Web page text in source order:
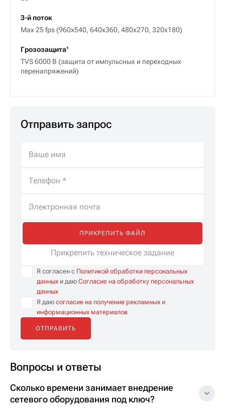
3-й поток
Max 25 fps (960x540, 640x360, 480x270, 320x180)
Грозозащита¹
TVS 6000 В (защита от импульсных и переходных
перенапряжений)
Отправить запрос
ПРИКРЕПИТЬ ФАЙЛ
Прикрепить техническое задание
Я согласен с Политикой обработки персональных
данных и даю Согласие на обработку персональных
данных
Я даю согласие на получение рекламных и
информационных материалов
Вопросы и ответы
Сколько времени занимает внедрение
сетевого оборудования под ключ?